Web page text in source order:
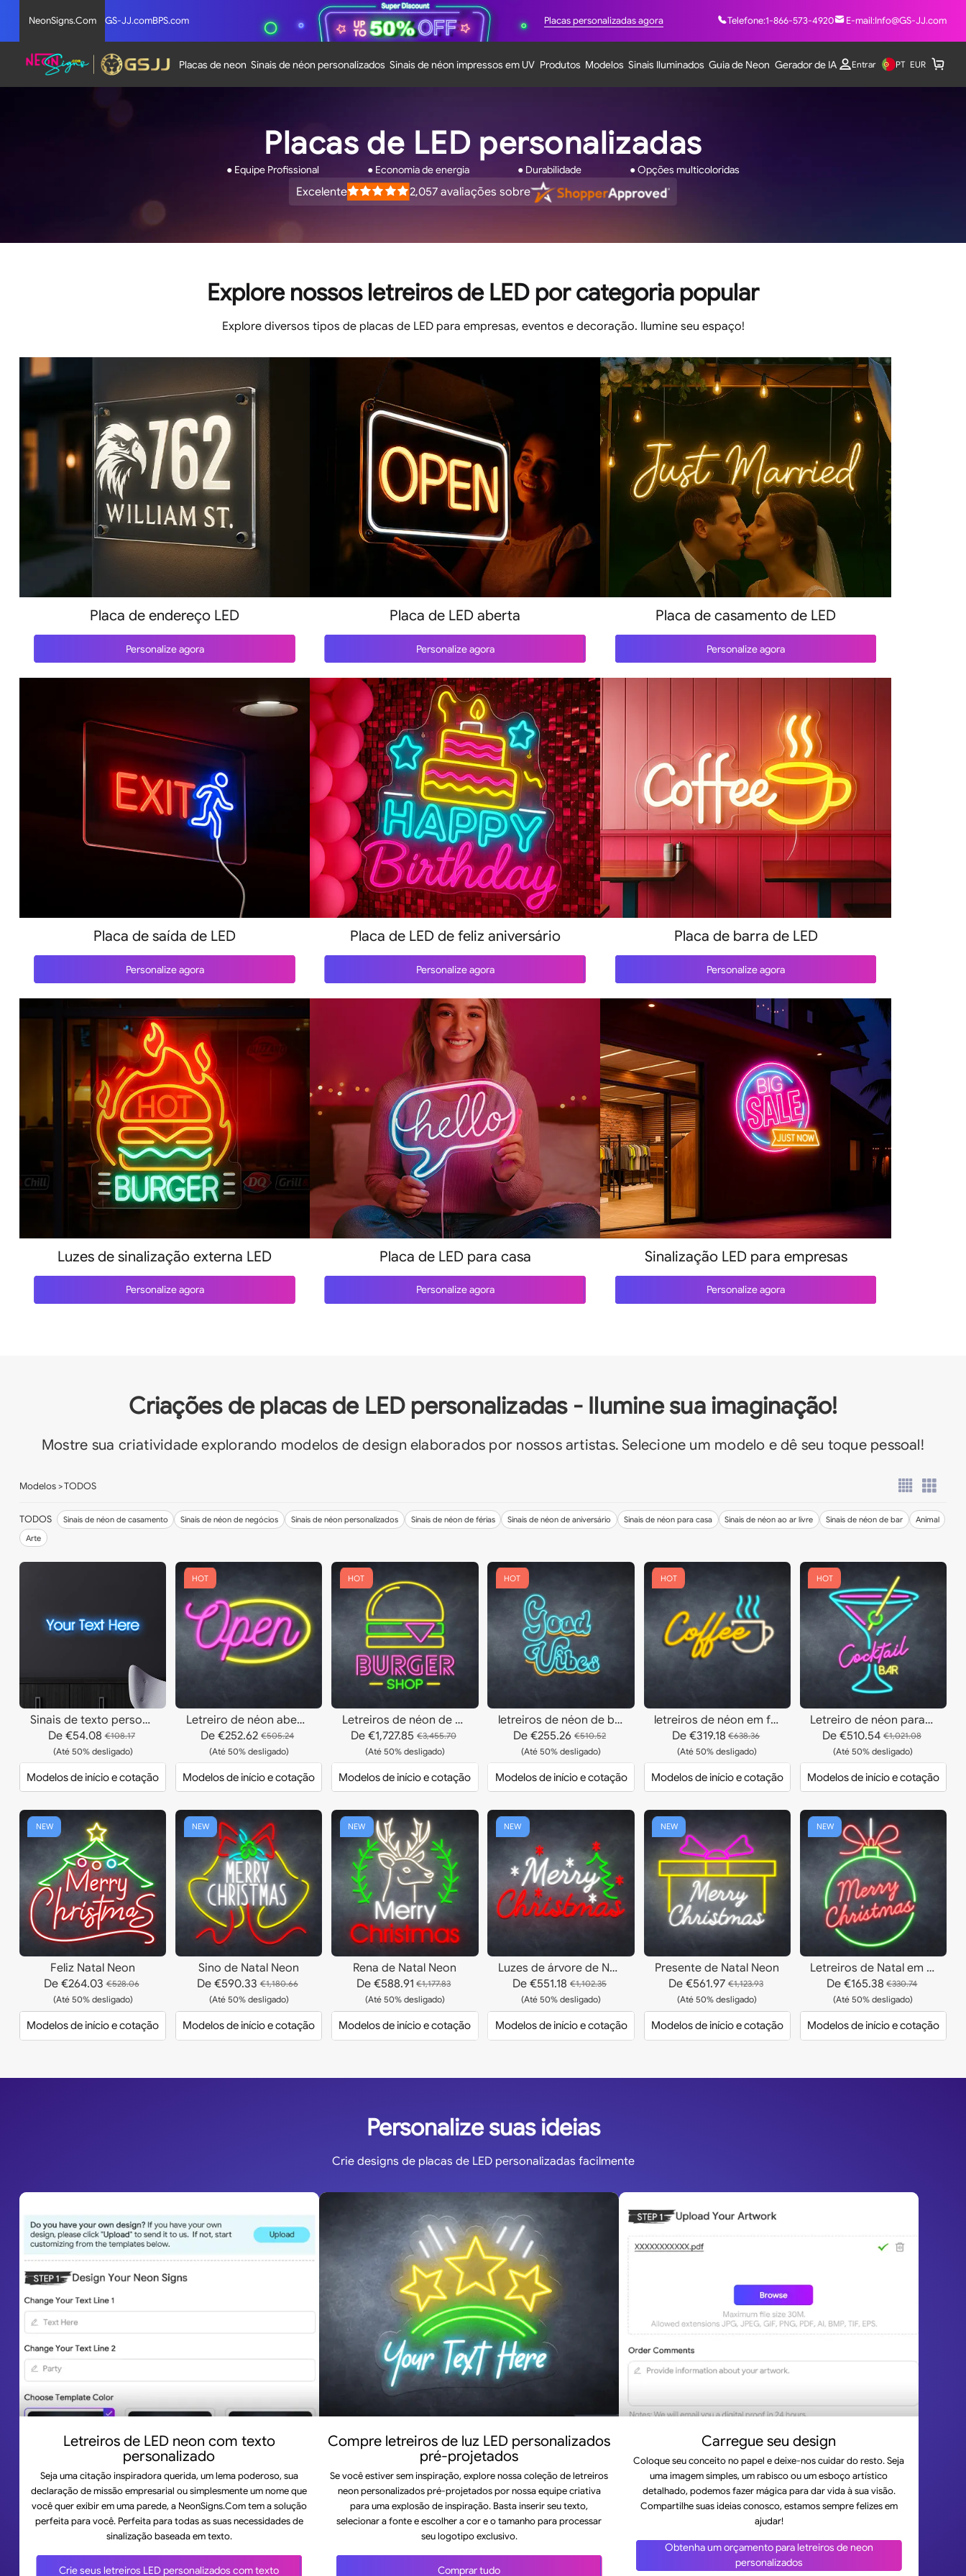
NeonSigns.Com GS-JJ.comBPS.com Telefone:1-866-573-4920 E-mail:Info@GS-JJ.com
Placas personalizadas agora
Placas de neon Sinais de néon personalizados Sinais de néon impressos em UV Produtos Modelos Sinais Iluminados Guia de Neon Gerador de IA Entrar PT EUR
Placas de LED personalizadas
● Equipe Profissional ● Economia de energia ● Durabilidade ● Opções multicoloridas
Avaliado
de
estrelas
Excelente 2,057 avaliações sobre
Explore nossos letreiros de LED por categoria popular
Explore diversos tipos de placas de LED para empresas, eventos e decoração. Ilumine seu espaço!
Placa de endereço LED
Personalize agora
Placa de LED aberta
Personalize agora
Placa de casamento de LED
Personalize agora
Placa de saída de LED
Personalize agora
Placa de LED de feliz aniversário
Personalize agora
Placa de barra de LED
Personalize agora
Luzes de sinalização externa LED
Personalize agora
Placa de LED para casa
Personalize agora
Sinalização LED para empresas
Personalize agora
Criações de placas de LED personalizadas - Ilumine sua imaginação!
Mostre sua criatividade explorando modelos de design elaborados por nossos artistas. Selecione um modelo e dê seu toque pessoal!
Modelos> TODOS
TODOS Sinais de néon de casamento Sinais de néon de negócios Sinais de néon personalizados Sinais de néon de férias Sinais de néon de aniversário Sinais de néon para casa Sinais de néon ao ar livre Sinais de néon de bar
Animal
Arte
Sinais de texto personalizados
De €54.08 €108.17
(Até 50% desligado)
Modelos de início e cotação
HOT
Letreiro de néon aberto
De€252.62 €505.24
(Até 50% desligado)
Modelos de início e cotação
HOT
Letreiros de néon de hamburgueria
De€1,727.85 €3,455.70
(Até 50% desligado)
Modelos de início e cotação
HOT
letreiros de néon de boas vibrações
De€255.26 €510.52
(Até 50% desligado)
Modelos de início e cotação
HOT
letreiros de néon em forma de xícara de café
De €319.18 €638.36
(Até 50% desligado)
Modelos de início e cotação
HOT
Letreiro de néon para bar de coquetéis
De€510.54 €1,021.08
(Até 50% desligado)
Modelos de início e cotação
NEW
Feliz Natal Neon
De €264.03 €528.06
(Até 50% desligado)
Modelos de início e cotação
NEW
Sino de Natal Neon
De €590.33 €1,180.66
(Até 50% desligado)
Modelos de início e cotação
NEW
Rena de Natal Neon
De €588.91 €1,177.83
(Até 50% desligado)
Modelos de início e cotação
NEW
Luzes de árvore de Natal
De€551.18 €1,102.35
(Até 50% desligado)
Modelos de início e cotação
NEW
Presente de Natal Neon
De€561.97 €1,123.93
(Até 50% desligado)
Modelos de início e cotação
NEW
Letreiros de Natal em Neon
De €165.38 €330.74
(Até 50% desligado)
Modelos de início e cotação
Personalize suas ideias
Crie designs de placas de LED personalizadas facilmente
Letreiros de LED neon com texto
personalizado
Seja uma citação inspiradora querida, um lema poderoso, sua
declaração de missão empresarial ou simplesmente um nome que
você quer exibir em uma parede, a NeonSigns.Com tem a solução
perfeita para você. Perfeita para todas as suas necessidades de
sinalização baseada em texto.
Crie seus letreiros LED personalizados com texto
Compre letreiros de luz LED personalizados
pré-projetados
Se você estiver sem inspiração, explore nossa coleção de letreiros
neon personalizados pré-projetados por nossa equipe criativa
para uma explosão de inspiração. Basta inserir seu texto,
selecionar a fonte e escolher a cor e o tamanho para processar
seu logotipo exclusivo.
Comprar tudo
Carregue seu design
Coloque seu conceito no papel e deixe-nos cuidar do resto. Seja
uma imagem simples, um rabisco ou um esboço artístico
detalhado, podemos fazer mágica para dar vida à sua visão.
Compartilhe suas ideias conosco, estamos sempre felizes em
ajudar!
Obtenha um orçamento para letreiros de neon
personalizados